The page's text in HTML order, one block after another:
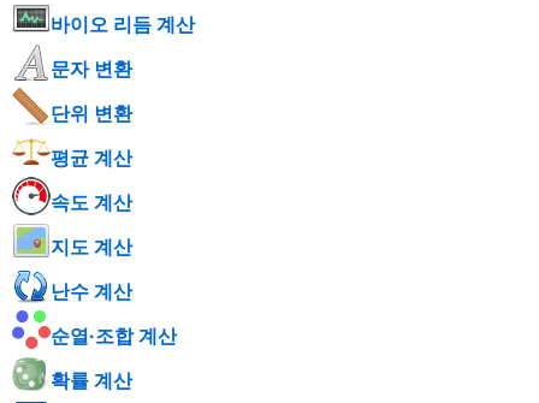
바이오 리듬 계산
문자 변환
단위 변환
평균 계산
속도 계산
지도 계산
난수 계산
순열·조합 계산
확률 계산